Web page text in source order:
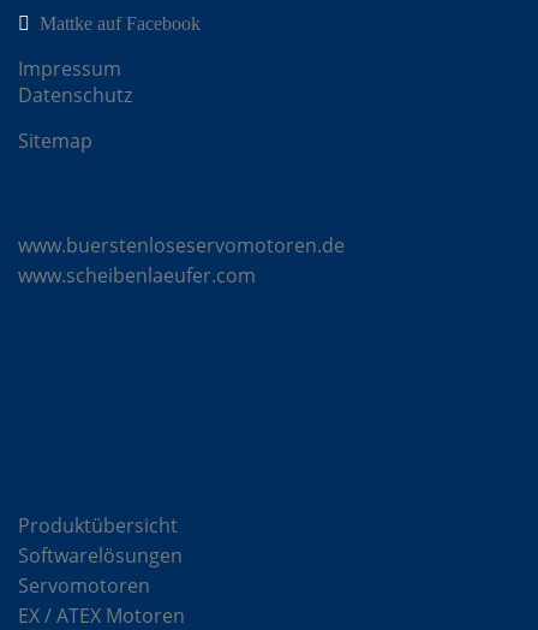
Mattke auf Facebook
Impressum
Datenschutz
Sitemap
www.buerstenloseservomotoren.de
www.scheibenlaeufer.com
Produktübersicht
Softwarelösungen
Servomotoren
EX / ATEX Motoren